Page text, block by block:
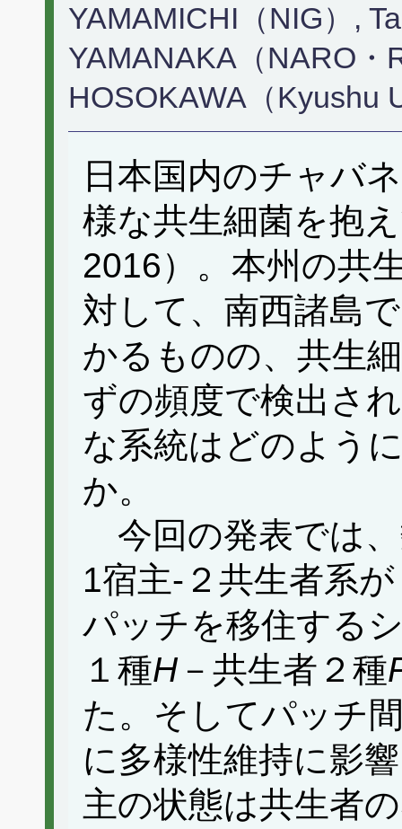
YAMAMICHI（NIG）,
YAMANAKA（NARO・
HOSOKAWA（Kyushu
日本国内のチャバ
様な共生細菌を抱
2016）。本州の共
対して、南西諸島
かるものの、共生
ずの頻度で検出さ
な系統はどのよう
か。
今回の発表では
1宿主-２共生者系
パッチを移住する
１種H－共生者２種
た。そしてパッチ
に多様性維持に影
主の状態は共生者